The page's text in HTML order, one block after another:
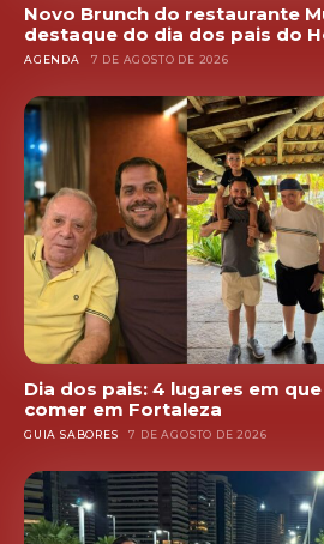
Novo Brunch do restaurante
destaque do dia dos pais do
AGENDA 7 DE AGOSTO DE 2026
Dia dos pais: 4 lugares em
comer em Fortaleza
GUIA SABORES 7 DE AGOSTO DE 2026